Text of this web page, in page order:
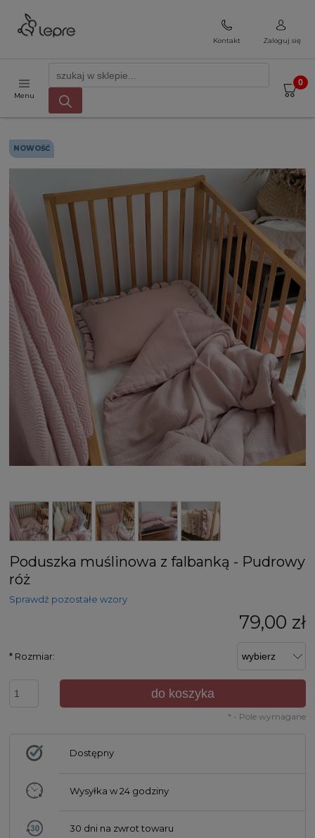
Kontakt Zaloguj się
Menu
NOWOŚĆ
Poduszka muślinowa z falbanką - Pudrowy
róż
Sprawdź pozostałe wzory
79,00 zł
* Rozmiar:
do koszyka
* - Pole wymagane
Dostępny
Wysyłka w24 godziny
30 dni na zwrot towaru